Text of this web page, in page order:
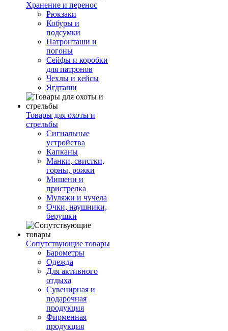
Хранение и перенос
Рюкзаки
Кобуры и
подсумки
Патронташи и
погоны
Сейфы и коробки
для патронов
Чехлы и кейсы
Ягдташи
Товары для охоты и
стрельбы
Сигнальные
устройства
Капканы
Манки, свистки,
горны, рожки
Мишени и
пристрелка
Муляжи и чучела
Очки, наушники,
берушки
Сопутствующие товары
Барометры
Одежда
Для активного
отдыха
Сувенирная и
подарочная
продукция
Фирменная
продукция